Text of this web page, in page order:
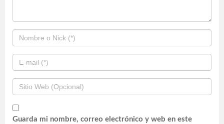
Guarda mi nombre, correo electrónico y web en este